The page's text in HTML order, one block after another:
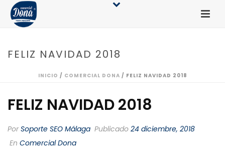
FELIZ NAVIDAD 2018
INICIO / COMERCIAL DONA / FELIZ NAVIDAD 2018
FELIZ NAVIDAD 2018
PorSoporte SEO Málaga Publicado 24 diciembre, 2018
En Comercial Dona